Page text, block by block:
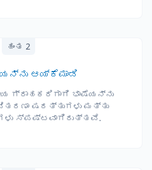
ಹಂತ 2
ಆಯ್ಕೆಮಾಡಿ
ಗ್ರಾಹಕರಿಗಾಗಿ ಭಾಷೆಯನ್ನು
ಷರತ್ತುಗಳು ಮತ್ತು
ಸ್ಪಷ್ಟವಾಗಿರುತ್ತವೆ.